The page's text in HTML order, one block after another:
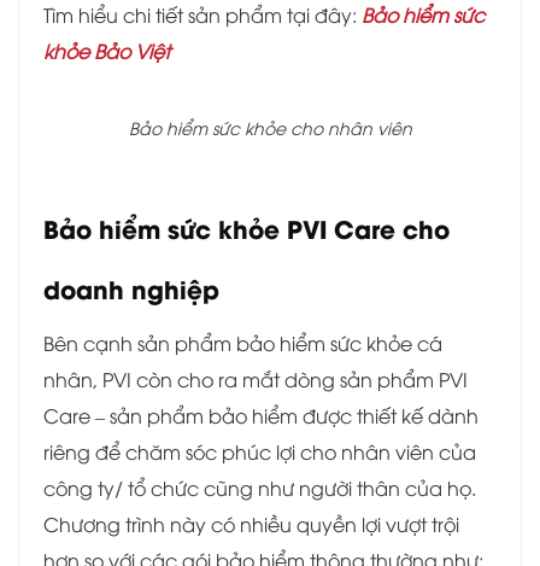
Tìm hiểu chi tiết sản phẩm tại đây: Bảo hiểm sức
khỏe Bảo Việt
Bảo hiểm sức khỏe cho nhân viên
Bảo hiểm sức khỏe PVI Care cho
doanh nghiệp
Bên cạnh sản phẩm bảo hiểm sức khỏe cá
nhân, PVI còn cho ra mắt dòng sản phẩm PVI
Care – sản phẩm bảo hiểm được thiết kế dành
riêng để chăm sóc phúc lợi cho nhân viên của
công ty/ tổ chức cũng như người thân của họ.
Chương trình này có nhiều quyền lợi vượt trội
hơn so với các gói bảo hiểm thông thường như: